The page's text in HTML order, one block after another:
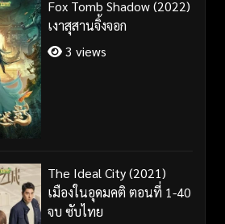
Fox Tomb Shadow (2022)
เงาสุสานจิ้งจอก
3 views
The Ideal City (2021)
เมืองในอุดมคติ ตอนที่ 1-40
จบ ซับไทย